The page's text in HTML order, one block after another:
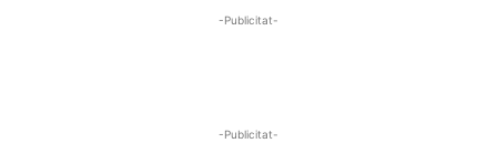
-Publicitat-
-Publicitat-